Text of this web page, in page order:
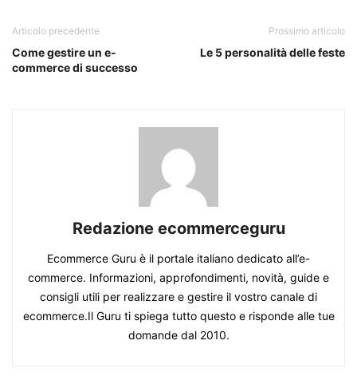
Articolo precedente
Come gestire un e-
commerce di successo
Prossimo articolo
Le 5 personalità delle feste
Redazione ecommerceguru
Ecommerce Guru è il portale italiano dedicato all’e-
commerce. Informazioni, approfondimenti, novità, guide e
consigli utili per realizzare e gestire il vostro canale di
ecommerce.Il Guru ti spiega tutto questo e risponde alle tue
domande dal 2010.